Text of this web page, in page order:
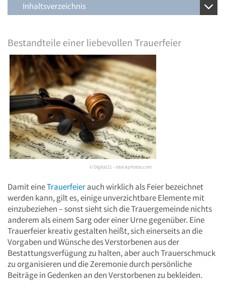
Inhaltsverzeichnis
Bestandteile einer liebevollen Trauerfeier
© Digital21 - istockphotos.com
Damit eineTrauerfeierauch wirklich als Feier bezeichnet
werden kann, gilt es, einige unverzichtbare Elemente mit
einzubeziehen – sonst sieht sich die Trauergemeinde nichts
anderem als einem Sarg oder einer Urne gegenüber. Eine
Trauerfeier kreativ gestalten heißt, sich einerseits an die
Vorgaben und Wünsche des Verstorbenen aus der
Bestattungsverfügung zu halten, aber auch Trauerschmuck
zu organisieren und die Zeremonie durch persönliche
Beiträge in Gedenken an den Verstorbenen zu bekleiden.